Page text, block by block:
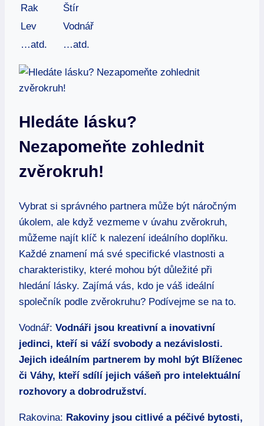
Rak
Štír
Lev
Vodnář
…atd.
…atd.
Hledáte lásku?
Nezapomeňte zohlednit‍
zvěrokruh!
Vybrat si správného partnera ⁢může být náročným
úkolem,⁤ ale když vezmeme v úvahu zvěrokruh,​
můžeme‍ najít klíč k nalezení ideálního doplňku.
Každé znamení má své specifické ⁣vlastnosti a
charakteristiky, které ⁣mohou být důležité při‍
hledání lásky. Zajímá vás, ‍kdo‌ je ‌váš ideální
⁢společník podle zvěrokruhu? ​Podívejme‌ se⁢ na to.
Vodnář: Vodnáři jsou kreativní a ⁢inovativní
jedinci,⁤ kteří si váží svobody a nezávislosti.⁤
Jejich ideálním partnerem⁤ by⁣ mohl ‍být Blíženec‌
či Váhy, ‌kteří sdílí jejich ‌vášeň pro intelektuální
rozhovory a dobrodružství.
Rakovina: Rakoviny jsou citlivé a péčivé bytosti,